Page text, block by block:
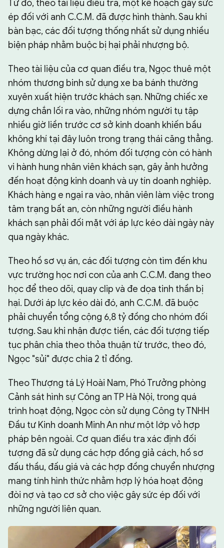
Từ đó, theo tài liệu điều tra, một kế hoạch gây sức
ép đối với anh C.C.M. đã được hình thành. Sau khi
bàn bạc, các đối tượng thống nhất sử dụng nhiều
biện pháp nhằm buộc bị hại phải nhượng bộ.
Theo tài liệu của cơ quan điều tra, Ngọc thuê một
nhóm thương binh sử dụng xe ba bánh thường
xuyên xuất hiện trước khách sạn. Những chiếc xe
dựng chắn lối ra vào, những nhóm người tụ tập
nhiều giờ liền trước cơ sở kinh doanh khiến bầu
không khí tại đây luôn trong trạng thái căng thẳng.
Không dừng lại ở đó, nhóm đối tượng còn có hành
vi hành hung nhân viên khách sạn, gây ảnh hưởng
đến hoạt động kinh doanh và uy tín doanh nghiệp.
Khách hàng e ngại ra vào, nhân viên làm việc trong
tâm trạng bất an, còn những người điều hành
khách sạn phải đối mặt với áp lực kéo dài ngày này
qua ngày khác.
Theo hồ sơ vụ án, các đối tượng còn tìm đến khu
vực trường học nơi con của anh C.C.M. đang theo
học để theo dõi, quay clip và đe dọa tinh thần bị
hại. Dưới áp lực kéo dài đó, anh C.C.M. đã buộc
phải chuyển tổng cộng 6,8 tỷ đồng cho nhóm đối
tượng. Sau khi nhận được tiền, các đối tượng tiếp
tục phân chia theo thỏa thuận từ trước, theo đó,
Ngọc "sủi" được chia 2 tỉ đồng.
Theo Thượng tá Lý Hoài Nam, Phó Trưởng phòng
Cảnh sát hình sự Công an TP Hà Nội, trong quá
trình hoạt động, Ngọc còn sử dụng Công ty TNHH
Đầu tư Kinh doanh Minh An như một lớp vỏ hợp
pháp bên ngoài. Cơ quan điều tra xác định đối
tượng đã sử dụng các hợp đồng giả cách, hồ sơ
đấu thầu, đấu giá và các hợp đồng chuyển nhượng
mang tính hình thức nhằm hợp lý hóa hoạt động
đòi nợ và tạo cơ sở cho việc gây sức ép đối với
những người liên quan.